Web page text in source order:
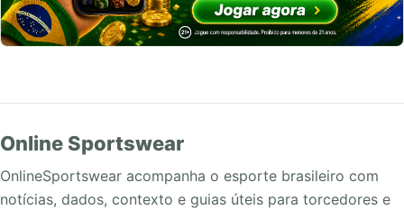
Online Sportswear
OnlineSportswear acompanha o esporte brasileiro com
notícias, dados, contexto e guias úteis para torcedores e